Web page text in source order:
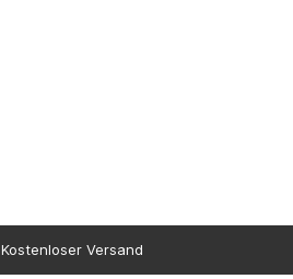
Kostenloser Versand